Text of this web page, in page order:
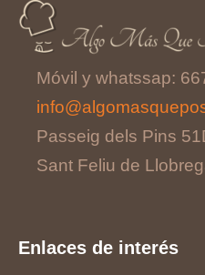
Móvil y whatssap:
Passeig dels Pins
Sant Feliu de
Enlaces de interés